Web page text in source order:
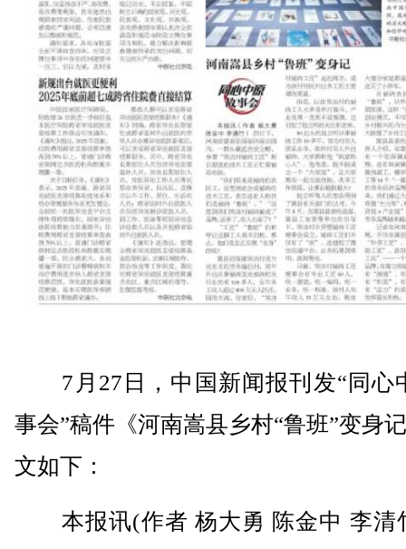
7月27日，中国新闻报刊发“同心
事会”稿件《河南嵩县乡村“鲁班”变身
文如下：
本报讯(作者 杨大勇 陈金中 李清